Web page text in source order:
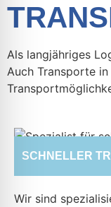
Als langjähriges
Auch Transporte
SCHNELLER
Wir sind